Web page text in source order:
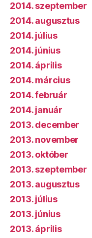
2014. szeptember
2014. augusztus
2014. július
2014. június
2014. április
2014. március
2014. február
2014. január
2013. december
2013. november
2013. október
2013. szeptember
2013. augusztus
2013. július
2013. június
2013. április